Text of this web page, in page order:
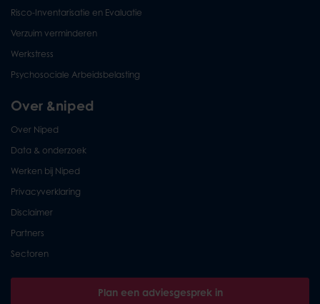
Risco-Inventarisatie en Evaluatie
Verzuim verminderen
Werkstress
Psychosociale Arbeidsbelasting
Over &niped
Over Niped
Data & onderzoek
Werken bij Niped
Privacyverklaring
Disclaimer
Partners
Sectoren
Plan een adviesgesprek in